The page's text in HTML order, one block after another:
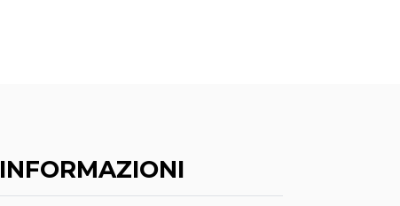
INFORMAZIONI